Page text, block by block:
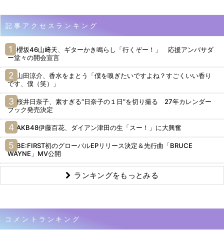
記事アクセスランキング
櫻坂46山﨑天、ギターかき鳴らし「行くぞー！」 応援アンバサダ
ー堂々の開会宣言
山田涼介、香水をまとう「僕を嗅ぎたいですよね？すごくいい香り
です、僕（笑）」
桜井日奈子、素すぎる“日奈子の１日”を切り撮る 27年カレンダー
ブック発売決定
AKB48伊藤百花、ダイアン津田の生「スー！」に大興奮
BE:FIRST初のグローバルEPリリース決定＆先行曲「BRUCE
WAYNE」MV公開
ランキングをもっとみる
コメントランキング